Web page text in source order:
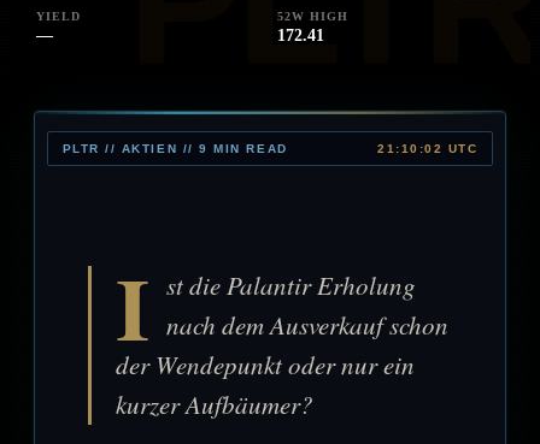
YIELD
—
52W HIGH
172.41
PLTR // AKTIEN // 9 MIN READ 21:10:02 UTC
I st die Palantir Erholung
nach dem Ausverkauf schon
der Wendepunkt oder nur ein
kurzer Aufbäumer?